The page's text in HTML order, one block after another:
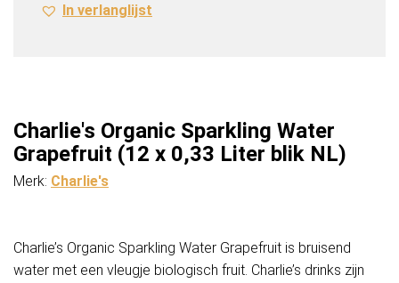
0,33In verlanglijst
Charlie's Organic Sparkling Water
Grapefruit (12 x 0,33 Liter blik NL)
Merk: Charlie's
Charlie’s Organic Sparkling Water Grapefruit is bruisend
water met een vleugje biologisch fruit. Charlie’s drinks zijn